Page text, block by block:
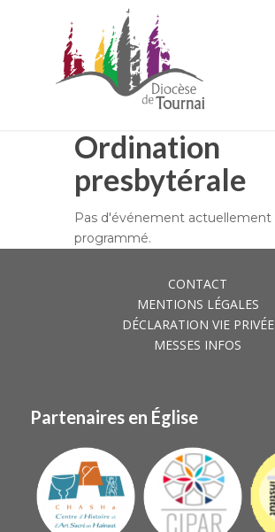
Ordination
presbytérale
Pas d'événement actuellement
programmé.
CONTACT
MENTIONS LÉGALES
DÉCLARATION VIE PRIVÉE
MESSES INFOS
Partenaires en Église